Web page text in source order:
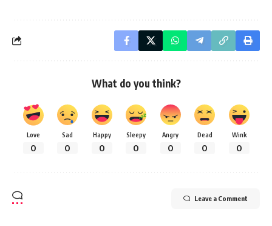
What do you think?
Love
0
Sad
0
Happy
0
Sleepy
0
Angry
0
Dead
0
Wink
0
Leave a Comment